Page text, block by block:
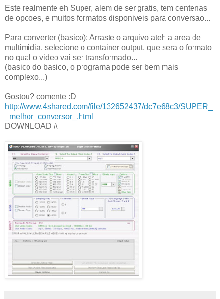
Este realmente eh Super, alem de ser gratis, tem centenas
de opcoes, e muitos formatos disponiveis para conversao...
Para converter (basico): Arraste o arquivo ateh a area de
multimidia, selecione o container output, que sera o formato
no qual o video vai ser transformado...
(basico do basico, o programa pode ser bem mais
complexo...)
Gostou? comente :D
http://www.4shared.com/file/132652437/dc7e68c3/SUPER_
_melhor_conversor_.html
DOWNLOAD /\